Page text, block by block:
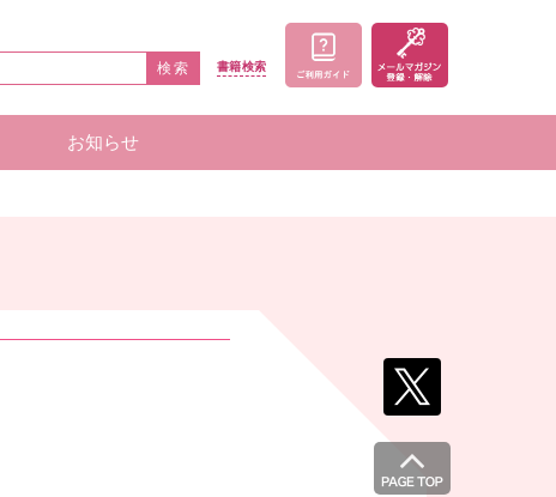
検索 書籍検索
お知らせ